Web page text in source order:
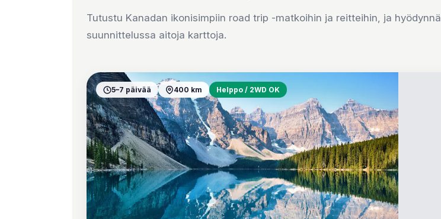
Tutustu Kanadan ikonisimpiin road trip -matkoihin ja reitteihin, ja hyödynnä
suunnittelussa aitoja karttoja.
5–7 päivää 400 km Helppo / 2WD OK